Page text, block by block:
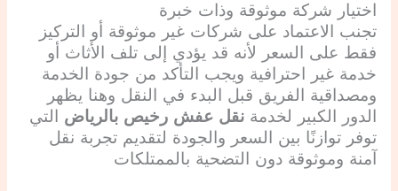
اختيار شركة موثوقة وذات خبرة
تجنب الاعتماد على شركات غير موثوقة أو التركيز
فقط على السعر لأنه قد يؤدي إلى تلف الأثاث أو
خدمة غير احترافية ويجب التأكد من جودة الخدمة
ومصداقية الفريق قبل البدء في النقل وهنا يظهر
الدور الكبير لخدمة نقل عفش رخيص بالرياض التي
توفر توازنًا بين السعر والجودة لتقديم تجربة نقل
آمنة وموثوقة دون التضحية بالممتلكات